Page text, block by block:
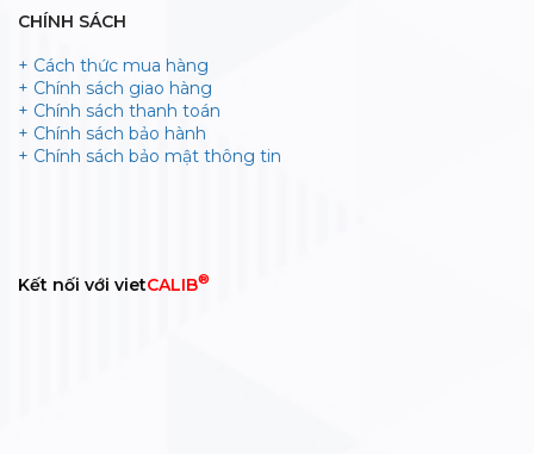
CHÍNH SÁCH
+ Cách thức mua hàng
+ Chính sách giao hàng
+ Chính sách thanh toán
+ Chính sách bảo hành
+ Chính sách bảo mật thông tin
Kết nối với vietCALIB®